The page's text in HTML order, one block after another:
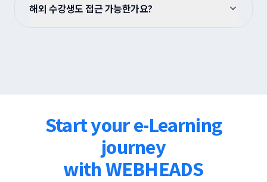
해외 수강생도 접근 가능한가요?
Start your e-Learning
journey
with WEBHEADS